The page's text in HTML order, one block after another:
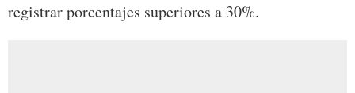
registrar porcentajes superiores a 30%.